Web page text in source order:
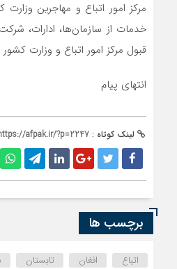
مرکز امور اتباع و مهاجرین
خدمات از سازمان‌ها، ادارات،
قبول مرکز امور اتباع و وزارت
انتهای پیام
لینک کوتاه : afpak.ir/?p=2247
برچسب ها
اتباع افغان تابستان